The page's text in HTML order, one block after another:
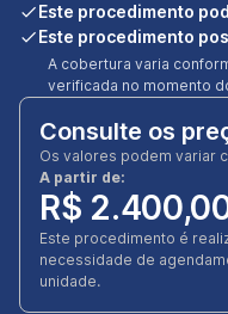
Este procedimento
Este procedimento
A cobertura varia
verificada no momento
Consulte os
Os valores podem variar
A partir de:
R$
Este procedimento é
necessidade de
unidade.